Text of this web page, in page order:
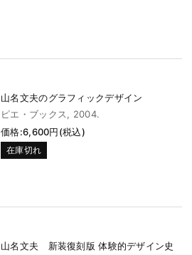
山名文夫のグラフィックデザイン
ピエ・ブックス, 2004.
価格:6,600円(税込)
在庫切れ
山名文夫 新装復刻版 体験的デザイン史